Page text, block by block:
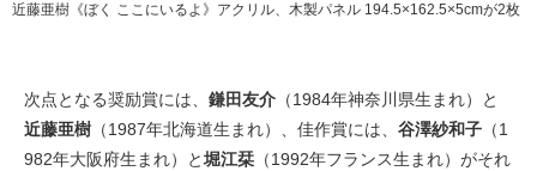
近藤亜樹《ぼく ここにいるよ》アクリル、木製パネル 194.5×162.5×5cmが2枚
次点となる奨励賞には、 鎌田友介 （1984年神奈川県生まれ）と
近藤亜樹 （1987年北海道生まれ）、佳作賞には、 谷澤紗和子 （1
982年大阪府生まれ）と堀江栞 （1992年フランス生まれ）がそれ